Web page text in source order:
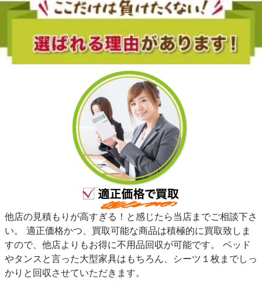
他店の見積もりが高すぎる！と感じたら当店までご相談下さ
い。 適正価格かつ、買取可能な商品は積極的に買取致しま
すので、他店よりもお得に不用品回収が可能です。 ベッド
やタンスと言った大型家具はもちろん、シーツ１枚までしっ
かりと回収させていただきます。